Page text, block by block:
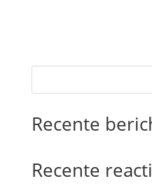
Recente
Recente